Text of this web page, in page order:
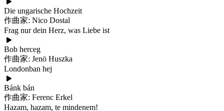
Die ungarische Hochzeit
作曲家: Nico Dostal
Frag nur dein Herz, was Liebe ist
Bob herceg
作曲家: Jenö Huszka
Londonban hej
Bánk bán
作曲家: Ferenc Erkel
Hazam, hazam, te mindenem!